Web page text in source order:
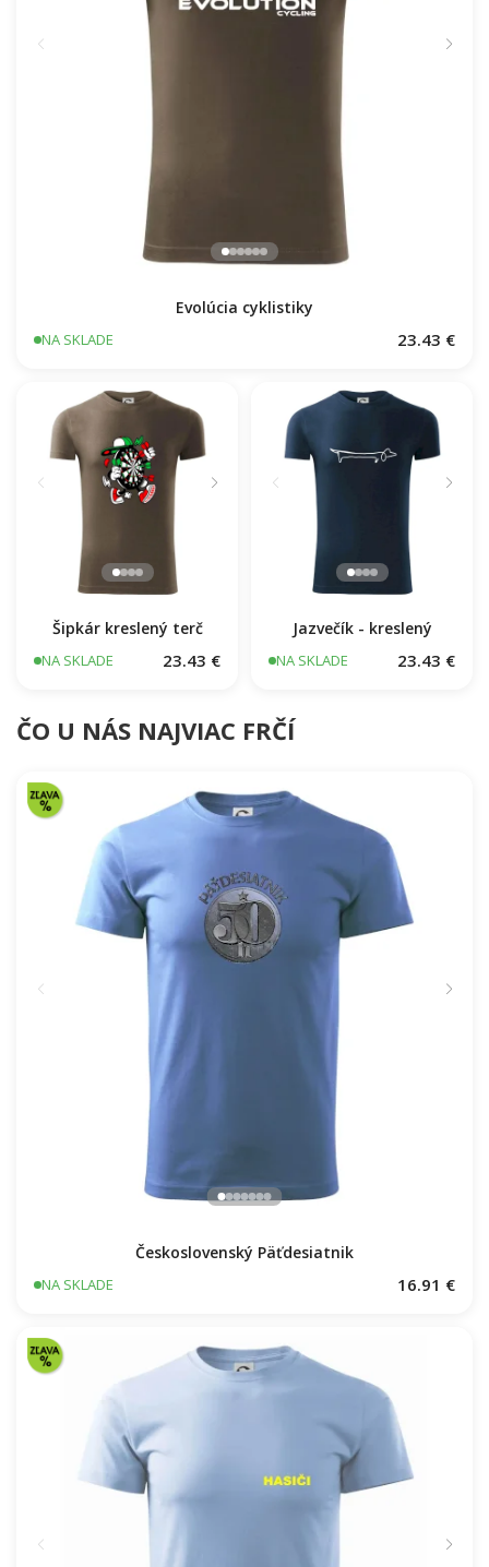
Evolúcia cyklistiky
NA SKLADE 23.43 €
Šipkár kreslený terč
NA SKLADE 23.43 €
Jazvečík - kreslený
NA SKLADE 23.43 €
ČO U NÁS NAJVIAC FRČÍ
Československý Päťdesiatnik
NA SKLADE 16.91 €